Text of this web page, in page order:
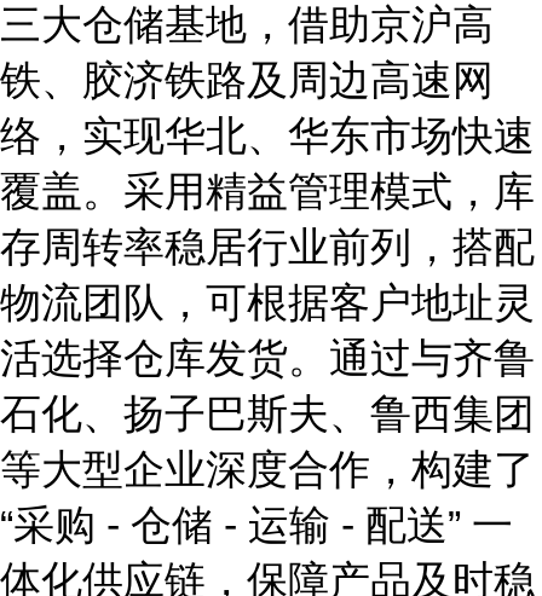
三大仓储基地，借助京沪高
铁、胶济铁路及周边高速网
络，实现华北、华东市场快速
覆盖。采用精益管理模式，库
存周转率稳居行业前列，搭配
物流团队，可根据客户地址灵
活选择仓库发货。通过与齐鲁
石化、扬子巴斯夫、鲁西集团
等大型企业深度合作，构建了
“采购 - 仓储 - 运输 - 配送” 一
体化供应链，保障产品及时稳